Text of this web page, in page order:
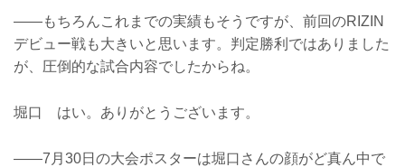
――もちろんこれまでの実績もそうですが、前回のRIZIN
デビュー戦も大きいと思います。判定勝利ではありました
が、圧倒的な試合内容でしたからね。
堀口 はい。ありがとうございます。
――7月30日の大会ポスターは堀口さんの顔がど真ん中で